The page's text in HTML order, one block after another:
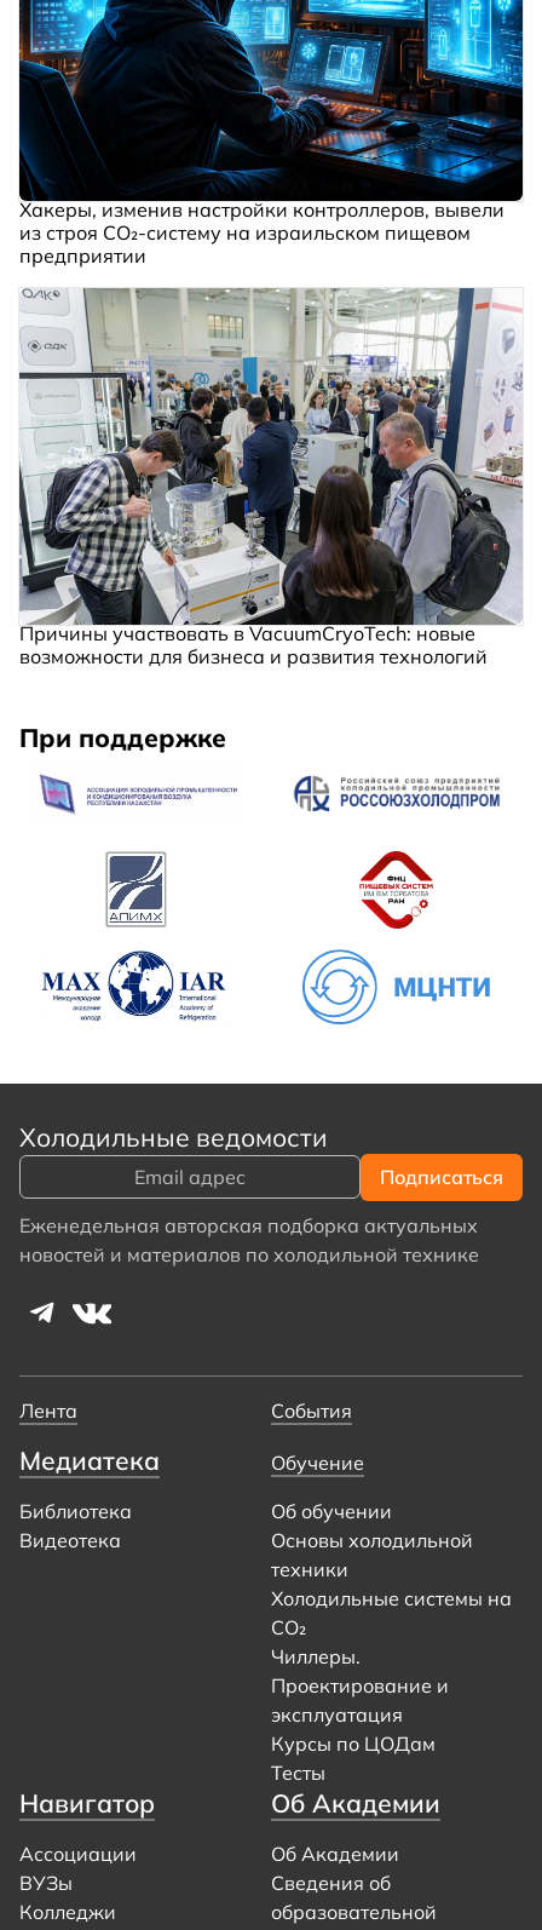
Хакеры, изменив настройки контроллеров, вывели
из строя CO₂-систему на израильском пищевом
предприятии
Причины участвовать в VacuumCryoTech: новые
возможности для бизнеса и развития технологий
При поддержке
Холодильные ведомости
Еженедельная авторская подборка актуальных
новостей и материалов по холодильной технике
Лента События
Медиатека
Библиотека
Видеотека
Обучение
Об обучении
Основы холодильной
техники
Холодильные системы на
CO₂
Чиллеры.
Проектирование и
эксплуатация
Курсы по ЦОДам
Тесты
Навигатор
Ассоциации
ВУЗы
Колледжи
Об Академии
Об Академии
Сведения об
образовательной